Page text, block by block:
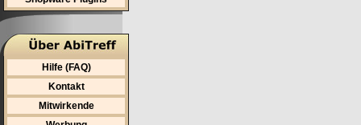
Hilfe (FAQ)
Kontakt
Mitwirkende